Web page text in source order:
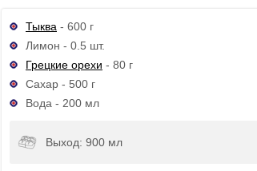
Тыква - 600 г
Лимон - 0.5 шт.
Грецкие орехи - 80 г
Сахар - 500 г
Вода - 200 мл
Выход: 900 мл